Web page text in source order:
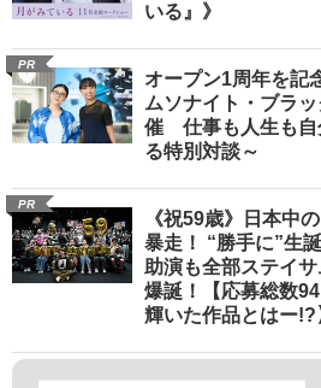
いる』》
PR
オープン1周年を記
ムソナイト・ブラ
催 仕事も人生も自
る特別対談～
PR
《祝59歳》日本中
暴走！ “勝手に”生
助演も全部ステイサ
爆誕！【応募総数
輝いた作品とはー!?